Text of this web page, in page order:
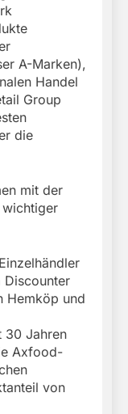
A-Marken),
Handel
Group
die
mit der
wichtiger
Discounter
Hemköp und
30 Jahren
Axfood-
von